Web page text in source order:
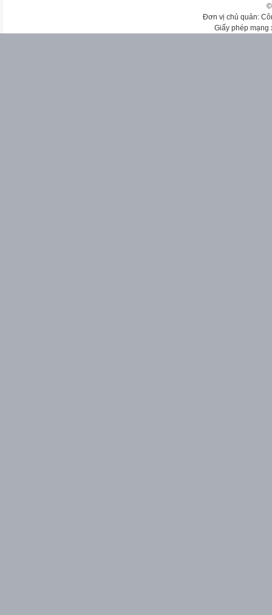
Đơn vị chủ quản:
Giấy phép mạng